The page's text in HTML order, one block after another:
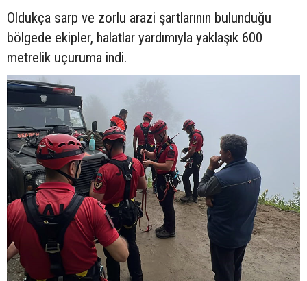
Oldukça sarp ve zorlu arazi şartlarının bulunduğu
bölgede ekipler, halatlar yardımıyla yaklaşık 600
metrelik uçuruma indi.